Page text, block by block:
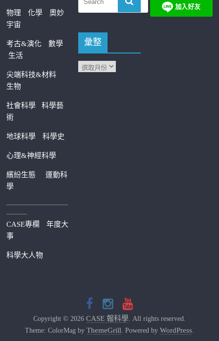
物理 化學
奧妙
宇宙
考古&演化
數學
生活
尖端科技&材料
生物
社會科學科學藝
術
地球科學 科學史
心理&神經科學
繽紛生態運動科
學
—————————
———
CASE專欄
年度大
事
科學大人物
彙整
Copyright © 2026 CASE 報科學. All rights reserved.
Theme: ColorMag by ThemeGrill. Powered by WordPress.